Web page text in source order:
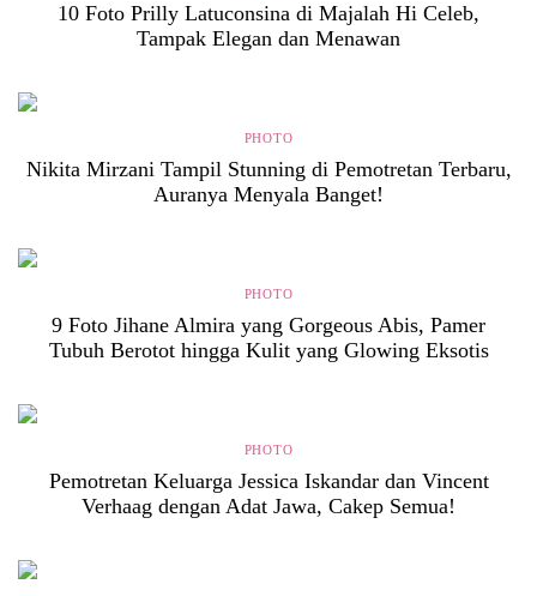
10 Foto Prilly Latuconsina di Majalah Hi Celeb,
Tampak Elegan dan Menawan
PHOTO
Nikita Mirzani Tampil Stunning di Pemotretan Terbaru,
Auranya Menyala Banget!
PHOTO
9 Foto Jihane Almira yang Gorgeous Abis, Pamer
Tubuh Berotot hingga Kulit yang Glowing Eksotis
PHOTO
Pemotretan Keluarga Jessica Iskandar dan Vincent
Verhaag dengan Adat Jawa, Cakep Semua!